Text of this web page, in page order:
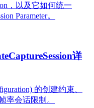
，以及它如何统一
Parameter。
详
的创建约束、
率会话限制。